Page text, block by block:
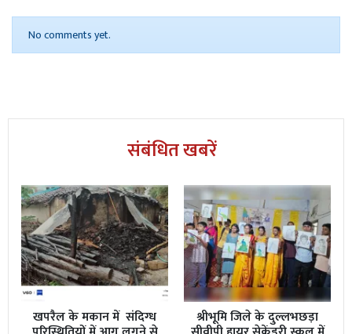
No comments yet.
संबंधित खबरें
खपरैल के मकान में संदिग्ध श्रीभूमि जिले के दुल्लभछड़ा